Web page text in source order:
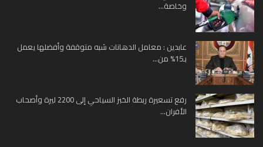
وخاصة...
عابدين : معامل الدهانات شبه متوقفة وأفضلها يعمل
بـ15% من...
رفع تسعيرة ربطة الخبز السياحي إلى 2200 ليرة وأصحاب
الأفران...